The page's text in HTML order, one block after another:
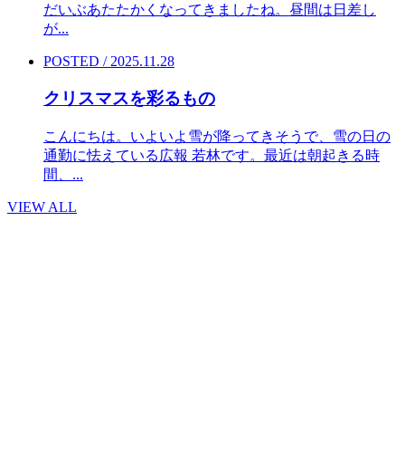
だいぶあたたかくなってきましたね。昼間は日差し
が...
POSTED / 2025.11.28
クリスマスを彩るもの
こんにちは。いよいよ雪が降ってきそうで、雪の日の
通勤に怯えている広報 若林です。最近は朝起きる時
間、...
VIEW ALL